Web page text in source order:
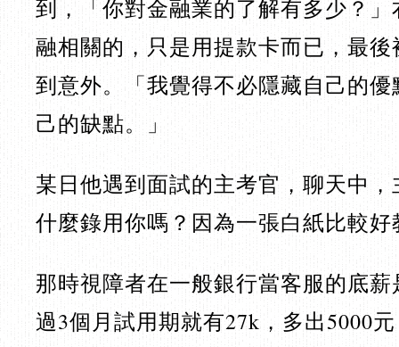
到，「你對金融業的了解有多少？
融相關的，只是用提款卡而已，最
到意外。「我覺得不必隱藏自己的
己的缺點。」
某日他遇到面試的主考官，聊天中
什麼錄用你嗎？因為一張白紙比較好
那時視障者在一般銀行當客服的底
過3個月試用期就有27k，多出5000